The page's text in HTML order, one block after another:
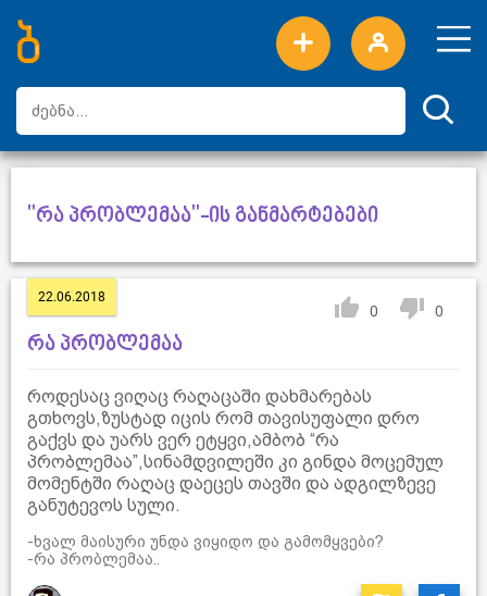
ახალი სიტყვები
ტოპ სიტყვები
დღის ტოპ სიტყვები
ტოპ მომხმარებლები
"რა პრობლემაა"-ის განმარტებები
22.06.2018
0 0
რა პრობლემაა
როდესაც ვიღაც რაღაცაში დახმარებას
გთხოვს,ზუსტად იცის რომ თავისუფალი დრო
გაქვს და უარს ვერ ეტყვი,ამბობ “რა
პრობლემაა”,სინამდვილეში კი გინდა მოცემულ
მომენტში რაღაც დაეცეს თავში და ადგილზევე
განუტევოს სული.
-ხვალ მაისური უნდა ვიყიდო და გამომყვები?
-რა პრობლემაა..